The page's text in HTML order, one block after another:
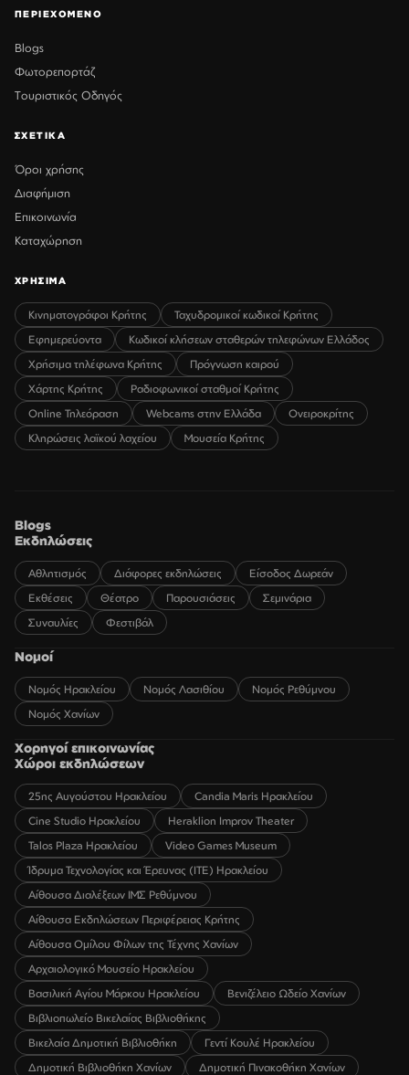
ΠΕΡΙΕΧΟΜΕΝΟ
Blogs
Φωτορεπορτάζ
Τουριστικός Οδηγός
ΣΧΕΤΙΚΑ
Όροι χρήσης
Διαφήμιση
Επικοινωνία
Καταχώρηση
ΧΡΗΣΙΜΑ
Κινηματογράφοι Κρήτης
Ταχυδρομικοί κωδικοί Κρήτης
Εφημερεύοντα
Κωδικοί κλήσεων σταθερών τηλεφώνων Ελλάδος
Χρήσιμα τηλέφωνα Κρήτης
Πρόγνωση καιρού
Χάρτης Κρήτης
Ραδιοφωνικοί σταθμοί Κρήτης
Online Τηλεόραση
Webcams στην Ελλάδα
Ονειροκρίτης
Κληρώσεις λαϊκού λαχείου
Μουσεία Κρήτης
Blogs
Εκδηλώσεις
Αθλητισμός Διάφορες εκδηλώσεις
Είσοδος Δωρεάν
Εκθέσεις
Θέατρο Παρουσιάσεις
Σεμινάρια
Συναυλίες
Φεστιβάλ
Νομοί
Νομός Ηρακλείου Νομός Λασιθίου
Νομός Ρεθύμνου
Νομός Χανίων
Χορηγοί επικοινωνίας
Χώροι εκδηλώσεων
25ης Αυγούστου Ηρακλείου
Candia Maris Ηρακλείου
Cine Studio Ηρακλείου
Heraklion Improv Theater
Talos Plaza Ηρακλείου
Video Games Museum
Ίδρυμα Τεχνολογίας και Έρευνας (ΙΤΕ) Ηρακλείου
Αίθουσα Διαλέξεων ΙΜΣ Ρεθύμνου
Αίθουσα Εκδηλώσεων Περιφέρειας Κρήτης
Αίθουσα Ομίλου Φίλων της Τέχνης Χανίων
Αρχαιολογικό Μουσείο Ηρακλείου
Βασιλική Αγίου Μάρκου Ηρακλείου
Βενιζέλειο Ωδείο Χανίων
Βιβλιοπωλείο Βικελαίας Βιβλιοθήκης
Βικελαία Δημοτική Βιβλιοθήκη
Γεντί Κουλέ Ηρακλείου
Δημοτική Βιβλιοθήκη Χανίων
Δημοτική Πινακοθήκη Χανίων